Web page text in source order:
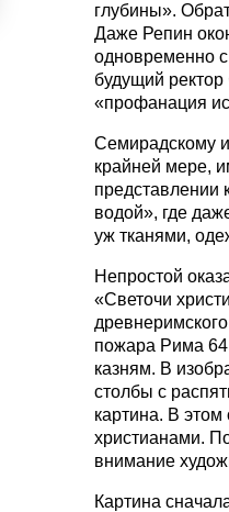
глубины».
Даже Репин
одновременно
будущий
«профанация
Семирадскому
крайней мере,
представлении
водой», где
уж тканями,
Непростой
«Светочи
пожара Рима
казням. В
столбы с
картина. В
христианами.
внимание
Картина